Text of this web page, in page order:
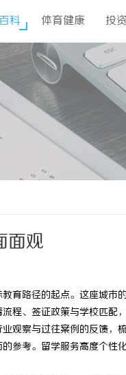
科 体育健康 投
面观
育路径的起点。这座城
程、签证政策与学校匹
观察与过往案例的反馈，
参考。留学服务高度个